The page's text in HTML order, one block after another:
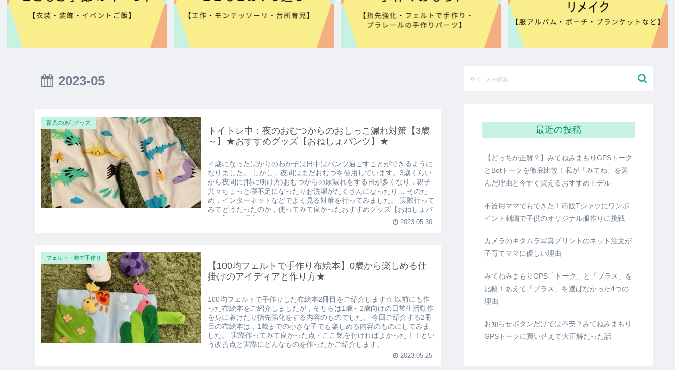
2023-05
育児の便利グッズ
トイトレ中：夜のおむつからのおしっこ漏れ対策【3歳
～】★おすすめグッズ【おねしょパンツ】★
４歳になったばかりのわが子は日中はパンツ過ごすことができるように
なりました。 しかし，夜間はまだおむつを使用しています。3歳くらい
から夜間に(特に明け方)おむつからの尿漏れをする日が多くなり，親子
共々ちょっと寝不足になったりお洗濯がたくさんになったり… そのた
め，インターネットなどでよく見る対策を行ってみました。 実際行って
みてどうだったのか，使ってみて良かったおすすめグッズ【おねしょパ
ンツ】をご紹介します。
2023.05.30
フェルト・布で手作り
【100均フェルトで手作り布絵本】0歳から楽しめる仕
掛けのアイディアと作り方★
100均フェルトで手作りした布絵本2冊目をご紹介します☆ 以前にも作
った布絵本をご紹介しましたが，そちらは1歳～2歳向けの日常生活動作
を身に着けたり指先強化をする内容のものでした。 今回ご紹介する2冊
目の布絵本は，1歳までの小さな子でも楽しめる内容のものにしてみま
した。 実際作ってみて良かった点・ここ気を付ければよかった！！とい
う改善点と実際にどんなものを作ったかご紹介します。
2023.05.25
最近の投稿
【どっちが正解？】みてねみまもりGPSトーク
とBotトークを徹底比較！私が「みてね」を選
んだ理由と今すぐ買えるおすすめモデル
不器用ママでもできた！市販Tシャツにワンポ
イント刺繍で子供のオリジナル服作りに挑戦
カメラのキタムラ写真プリントのネット注文が
子育てママに優しい理由
みてねみまもりGPS「トーク」と「プラス」を
比較！あえて「プラス」を選ばなかった4つの
理由
お知らせボタンだけでは不安？みてねみまもり
GPSトークに買い替えて大正解だった話